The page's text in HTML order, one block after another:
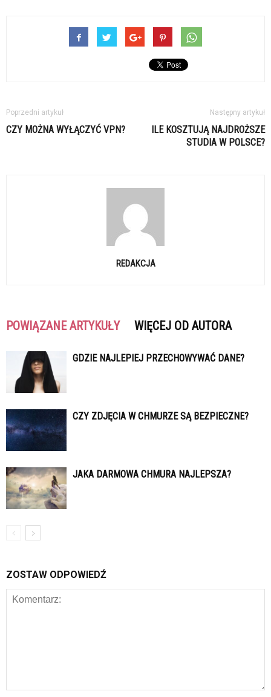
Poprzedni artykuł
CZY MOŻNA WYŁĄCZYĆ VPN?
Następny artykuł
ILE KOSZTUJĄ NAJDROŻSZE
STUDIA W POLSCE?
REDAKCJA
POWIĄZANE ARTYKUŁY WIĘCEJ OD AUTORA
GDZIE NAJLEPIEJ PRZECHOWYWAĆ DANE?
CZY ZDJĘCIA W CHMURZE SĄ BEZPIECZNE?
JAKA DARMOWA CHMURA NAJLEPSZA?
ZOSTAW ODPOWIEDŹ